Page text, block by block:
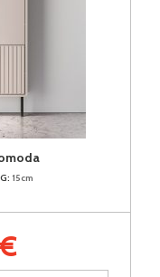
G: 15cm